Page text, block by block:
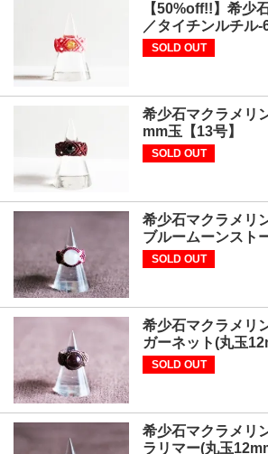
【50%off!!】希少
／タイチンルチル-
SOLD OUT
希少石マクラメリ
mm玉【13号】
SOLD OUT
希少石マクラメリ
ブルームーンスト
SOLD OUT
希少石マクラメリ
ガーネット(丸玉
SOLD OUT
希少石マクラメリ
ラリマー(丸玉